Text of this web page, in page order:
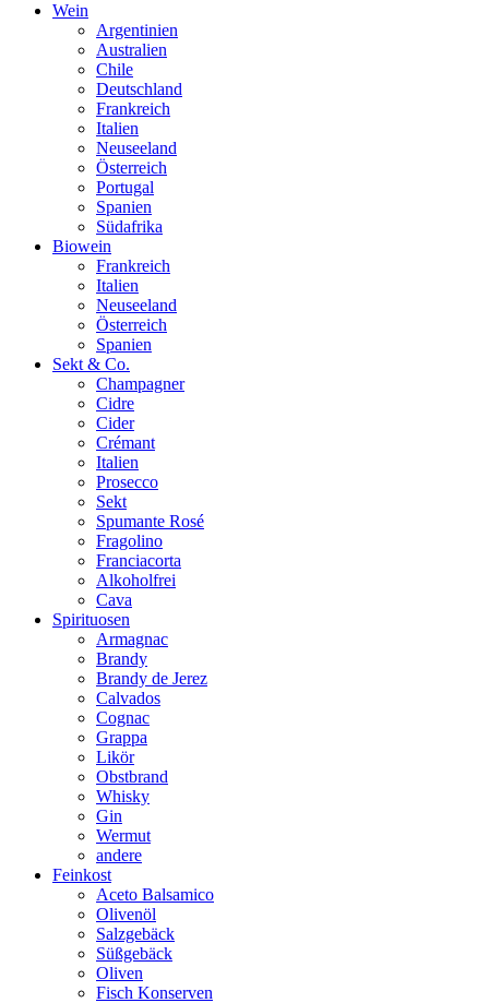
Wein
Argentinien
Australien
Chile
Deutschland
Frankreich
Italien
Neuseeland
Österreich
Portugal
Spanien
Südafrika
Biowein
Frankreich
Italien
Neuseeland
Österreich
Spanien
Sekt & Co.
Champagner
Cidre
Cider
Crémant
Italien
Prosecco
Sekt
Spumante Rosé
Fragolino
Franciacorta
Alkoholfrei
Cava
Spirituosen
Armagnac
Brandy
Brandy de Jerez
Calvados
Cognac
Grappa
Likör
Obstbrand
Whisky
Gin
Wermut
andere
Feinkost
Aceto Balsamico
Olivenöl
Salzgebäck
Süßgebäck
Oliven
Fisch Konserven